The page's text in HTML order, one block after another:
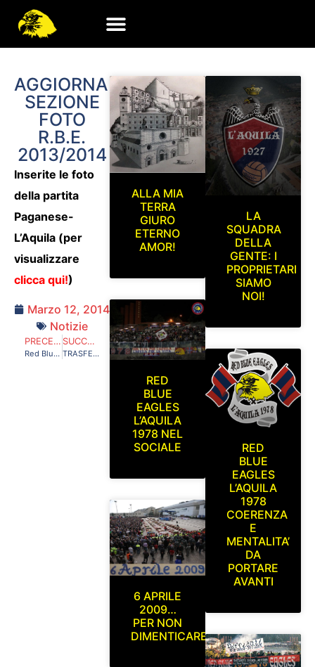
AGGIORNAMENTO
SEZIONE
FOTO
R.B.E.
2013/2014
Inserite le foto
della partita
Paganese-
L’Aquila (per
visualizzare
clicca qui!)
Marzo 12, 2014
Notizie
PRECEDENTE
Red Blue Eagles L’Aquila 1978 a Pagani. Paganese-L’Aquila Domenica 9 Marzo 2014
SUCCESSIVO
TRASFERTA A BENEVENTO DOMENICA 23 MARZO 2014
ALLA MIA
TERRA
GIURO
ETERNO
AMOR!
RED
BLUE
EAGLES
L’AQUILA
1978 NEL
SOCIALE
6 APRILE
2009…
PER NON
DIMENTICARE
LA
SQUADRA
DELLA
GENTE: I
PROPRIETARI
SIAMO
NOI!
RED
BLUE
EAGLES
L’AQUILA
1978
COERENZA
E
MENTALITA’
DA
PORTARE
AVANTI